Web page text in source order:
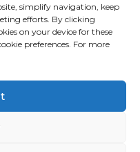
de Guanlan Weiyecheng,
simplify navigation, keep
efforts. By clicking
on your device for these
preferences. For more